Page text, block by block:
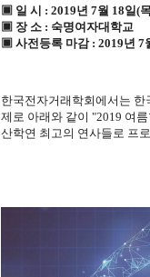
▣ 일 시 : 2019년 7월 18일(
▣ 장 소 : 숙명여자대학교
▣ 사전등록 마감 : 2019년 7
한국전자거래학회에서는
제로 아래와 같이 "2019 여
산학연 최고의 연사들로 프